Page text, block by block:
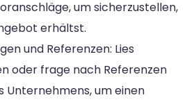
um sicherzustellen,
erhältst.
und Referenzen: Lies
oder frage nach Referenzen
Unternehmens, um einen